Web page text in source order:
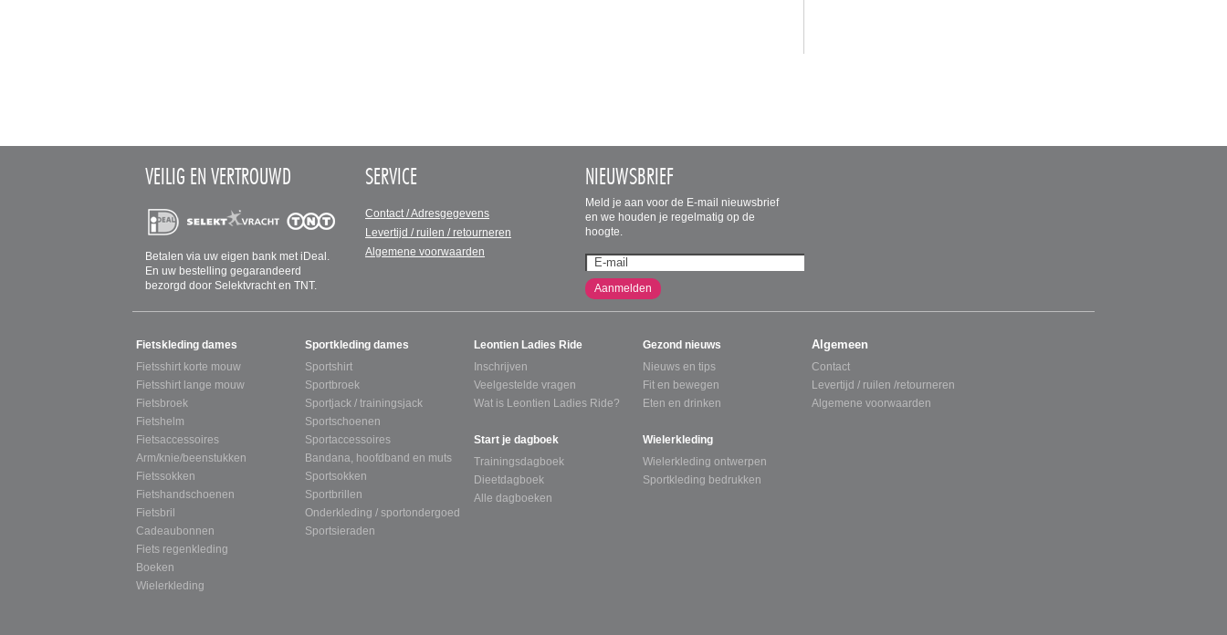
VEILIG EN VERTROUWD
Betalen via uw eigen bank met iDeal.
En uw bestelling gegarandeerd
bezorgd door Selektvracht en TNT.
SERVICE
Contact / Adresgegevens
Levertijd / ruilen / retourneren
Algemene voorwaarden
NIEUWSBRIEF
Meld je aan voor de E-mail nieuwsbrief
en we houden je regelmatig op de
hoogte.
Aanmelden
SITEMAP
Fietskleding dames
Fietsshirt korte mouw
Fietsshirt lange mouw
Fietsbroek
Fietshelm
Fietsaccessoires
Arm/knie/beenstukken
Fietssokken
Fietshandschoenen
Fietsbril
Cadeaubonnen
Fiets regenkleding
Boeken
Wielerkleding
Sportkleding dames
Sportshirt
Sportbroek
Sportjack / trainingsjack
Sportschoenen
Sportaccessoires
Bandana, hoofdband en muts
Sportsokken
Sportbrillen
Onderkleding / sportondergoed
Sportsieraden
Leontien Ladies Ride
Inschrijven
Veelgestelde vragen
Wat is Leontien Ladies Ride?
Start je dagboek
Trainingsdagboek
Dieetdagboek
Alle dagboeken
Gezond nieuws
Nieuws en tips
Fit en bewegen
Eten en drinken
Wielerkleding
Wielerkleding ontwerpen
Sportkleding bedrukken
Algemeen
Contact
Levertijd / ruilen /retourneren
Algemene voorwaarden